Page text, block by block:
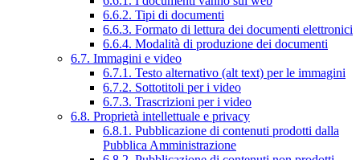
6.6.2. Tipi di documenti
6.6.3. Formato di lettura dei documenti elettronici
6.6.4. Modalità di produzione dei documenti
6.7. Immagini e video
6.7.1. Testo alternativo (alt text) per le immagini
6.7.2. Sottotitoli per i video
6.7.3. Trascrizioni per i video
6.8. Proprietà intellettuale e privacy
6.8.1. Pubblicazione di contenuti prodotti dalla
Pubblica Amministrazione